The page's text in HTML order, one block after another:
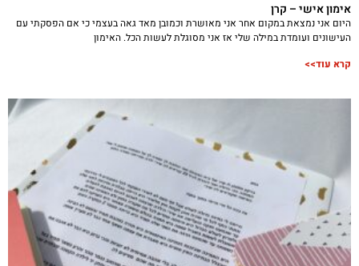
אימון אישי – קרן
היום אני נמצאת במקום אחר אני מאושרת וכמובן מאד גאה בעצמי כי אם הפסקתי עם
העישונים ועומדת במילה שלי אז אני מסוגלת לעשות הכל. האימון
קרא עוד>>